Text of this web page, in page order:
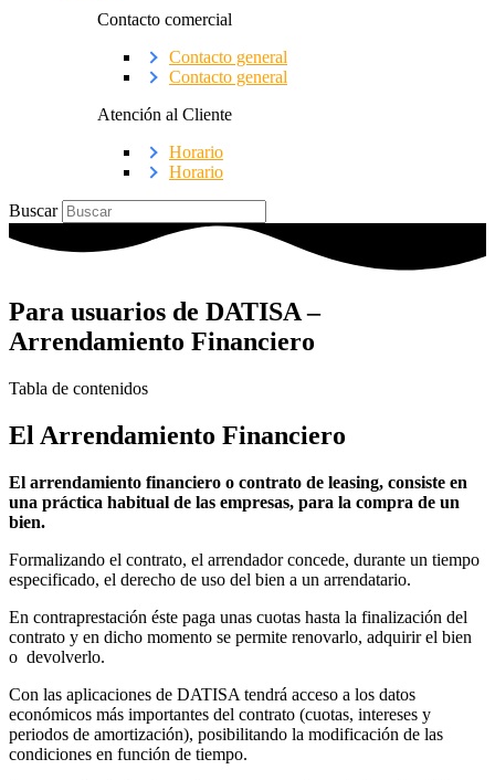
Contacto comercial
Contacto general
Contacto general
Atención al Cliente
Horario
Horario
Buscar
Para usuarios de DATISA –
Arrendamiento Financiero
Tabla de contenidos
El Arrendamiento Financiero
El arrendamiento financiero o contrato de leasing, consiste en
una práctica habitual de las empresas, para la compra de un
bien.
Formalizando el contrato, el arrendador concede, durante un tiempo
especificado, el derecho de uso del bien a un arrendatario.
En contraprestación éste paga unas cuotas hasta la finalización del
contrato y en dicho momento se permite renovarlo, adquirir el bien
o devolverlo.
Con las aplicaciones de DATISA tendrá acceso a los datos
económicos más importantes del contrato (cuotas, intereses y
periodos de amortización), posibilitando la modificación de las
condiciones en función de tiempo.